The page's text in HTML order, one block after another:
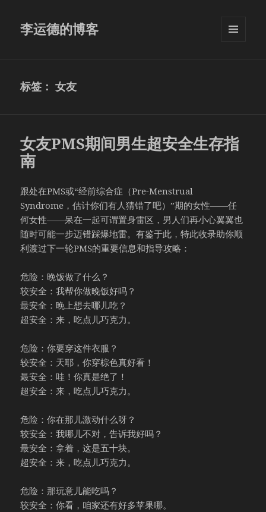
李运德的博客
标签：女友
女友PMS期间男生超安全生存指
南
跟处在PMS或“经前综合症（Pre-Menstrual
Syndrome，估计你们有人猜错了吧）”期的女性——任
何女性——呆在一起可谓置身雷区，男人们再小心翼翼也
随时可能一步迈错踩爆地雷。有鉴于此，特此收录助你顺
利渡过下一轮PMS的重要信息和指导攻略：
危险：晚饭做了什么？
较安全：我帮你做晚饭好吗？
最安全：晚上想去哪儿吃？
超安全：来，吃点儿巧克力。
危险：你要穿这件衣服？
较安全：天耶，你穿棕色真好看！
最安全：哇！你真是绝了！
超安全：来，吃点儿巧克力。
危险：你在那儿激动什么呀？
较安全：我哪儿不对，告诉我好吗？
最安全：拿着，这是五十块。
超安全：来，吃点儿巧克力。
危险：那玩意儿能吃吗？
较安全：你看，咱家还有好多苹果哪。